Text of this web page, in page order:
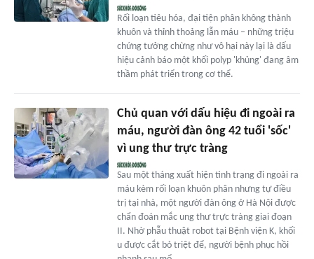
Rối loạn tiêu hóa, đại tiện phân không thành
khuôn và thỉnh thoảng lẫn máu – những triệu
chứng tưởng chừng như vô hại này lại là dấu
hiệu cảnh báo một khối polyp 'khủng' đang âm
thầm phát triển trong cơ thể.
Chủ quan với dấu hiệu đi ngoài ra
máu, người đàn ông 42 tuổi 'sốc'
vì ung thư trực tràng
Sau một tháng xuất hiện tình trạng đi ngoài ra
máu kèm rối loạn khuôn phân nhưng tự điều
trị tại nhà, một người đàn ông ở Hà Nội được
chẩn đoán mắc ung thư trực tràng giai đoạn
II. Nhờ phẫu thuật robot tại Bệnh viện K, khối
u được cắt bỏ triệt để, người bệnh phục hồi